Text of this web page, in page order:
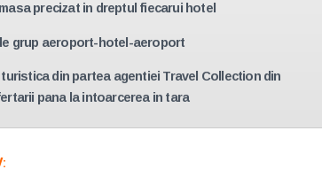
precizat in dreptul fiecarui hotel
grup aeroport-hotel-aeroport
din partea agentiei Travel Collection din
pana la intoarcerea in tara